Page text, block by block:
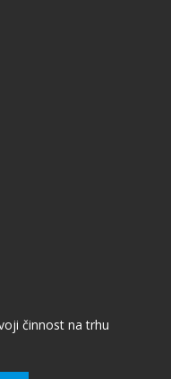
činnost na trhu